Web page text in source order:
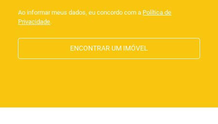
Ao informar meus dados, eu concordo com a Política de
Privacidade.
ENCONTRAR UM IMÓVEL